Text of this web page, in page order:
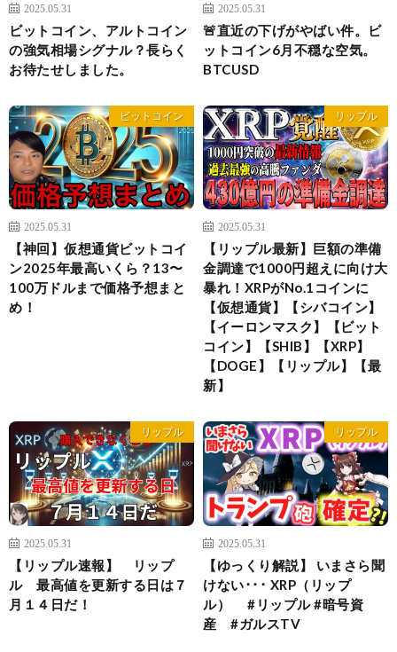
2025.05.31
ビットコイン、アルトコイン
の強気相場シグナル？長らく
お待たせしました。
2025.05.31
🚨直近の下げがやばい件。ビ
ットコイン6月不穏な空気。
BTCUSD
ビットコイン
2025.05.31
【神回】仮想通貨ビットコイ
ン2025年最高いくら？13〜
100万ドルまで価格予想まと
め！
リップル
2025.05.31
【リップル最新】巨額の準備
金調達で1000円超えに向け大
暴れ！XRPがNo.1コインに
【仮想通貨】【シバコイン】
【イーロンマスク】【ビット
コイン】【SHIB】【XRP】
【DOGE】【リップル】【最
新】
リップル
2025.05.31
【リップル速報】 リップ
ル 最高値を更新する日は７
月１４日だ！
リップル
2025.05.31
【ゆっくり解説】 いまさら聞
けない･･･ XRP（リップ
ル） #リップル #暗号資
産 #ガルスTV